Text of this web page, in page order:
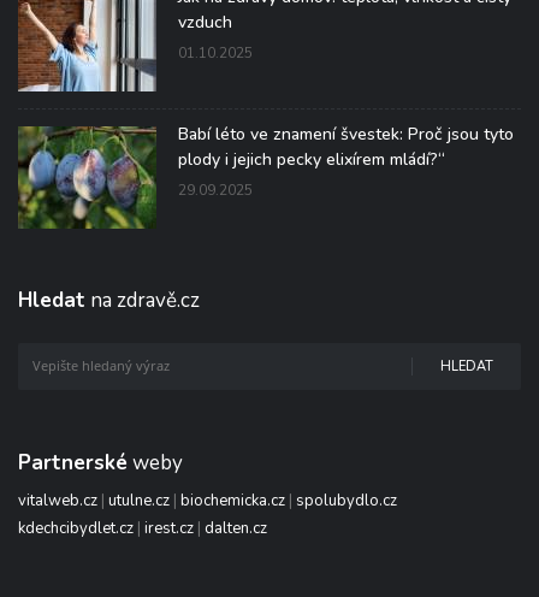
vzduch
01.10.2025
Babí léto ve znamení švestek: Proč jsou tyto
plody i jejich pecky elixírem mládí?“
29.09.2025
Hledat na zdravě.cz
HLEDAT
Partnerské weby
vitalweb.cz | utulne.cz | biochemicka.cz | spolubydlo.cz
kdechcibydlet.cz | irest.cz | dalten.cz